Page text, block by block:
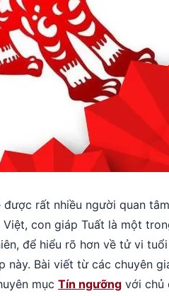
rất nhiều người quan
con giáp Tuất là một
để hiểu rõ hơn về tử vi
này. Bài viết từ các chuyên
mục Tín ngưỡng với chủ